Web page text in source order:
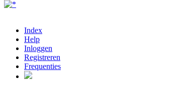
Index
Help
Inloggen
Registreren
Frequenties